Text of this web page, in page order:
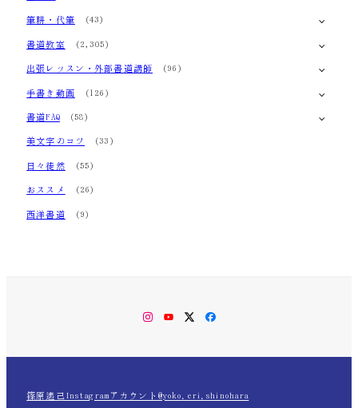
筆耕・代筆 (43)
書道教室 (2,305)
出張レッスン・外部書道講師 (96)
手書き動画 (126)
書道FAQ(58)
美文字のコツ (33)
日々徒然 (55)
おススメ (26)
西洋書道 (9)
Instagram
YouTubeTwitterFacebook
篠原遙己Instagramアカウント@yoko.eri.shinohara